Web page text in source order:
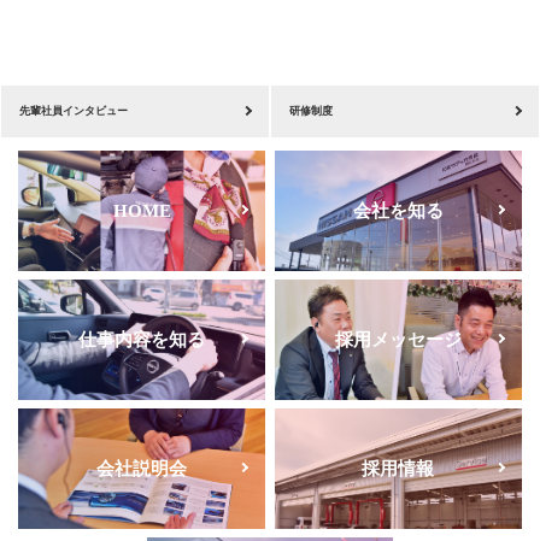
先輩社員インタビュー 研修制度
HOME 会社を知る
仕事内容を知る 採用メッセージ
会社説明会 採用情報